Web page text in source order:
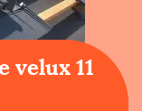
velux 11